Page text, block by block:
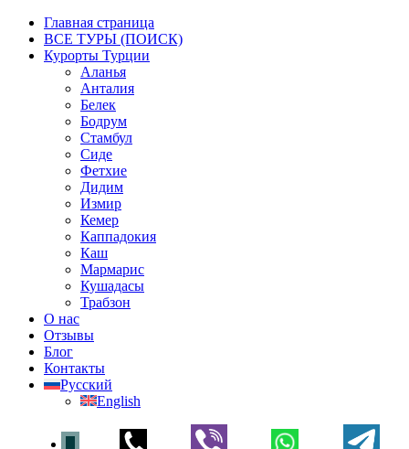
Главная страница
ВСЕ ТУРЫ (ПОИСК)
Курорты Турции
Аланья
Анталия
Белек
Бодрум
Стамбул
Сиде
Фетхие
Дидим
Измир
Кемер
Каппадокия
Каш
Мармарис
Кушадасы
Трабзон
О нас
Отзывы
Блог
Контакты
Русский
English